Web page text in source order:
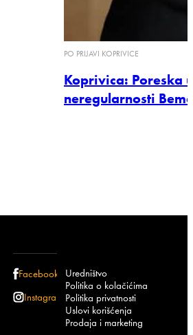
PO PRIJAVI KOPRIVICE
Koprivica: Poreska
neregularnosti
Facebook
Instagram
Uredništvo
Politika o kolačićima
Politika privatnosti
Uslovi korišćenja
Prodaja i marketing